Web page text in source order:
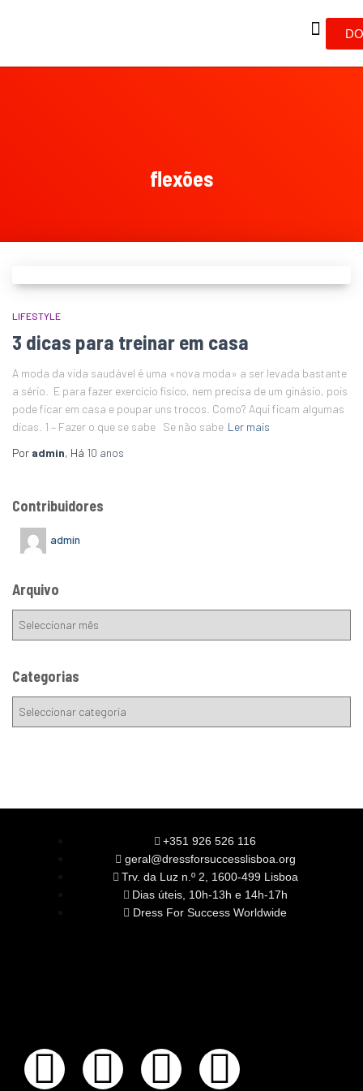
flexões
LIFESTYLE
3 dicas para treinar em casa
A moda da vida saudável é uma «nova moda» a ser levada bastante
a sério. E para fazer exercício físico, nem precisa de um ginásio, pois
pode ficar em casa e poupar uns trocos. Como? Aqui ficam algumas
dicas. 1 – Fazer o que se sabe Se não sabe Ler mais
Por admin, Há 10 anos
Contribuidores
admin
Arquivo
Categorias
+351 926 526 116
geral@dressforsuccesslisboa.org
Trv. da Luz n.º 2, 1600-499 Lisboa
Dias úteis, 10h-13h e 14h-17h
Dress For Success Worldwide